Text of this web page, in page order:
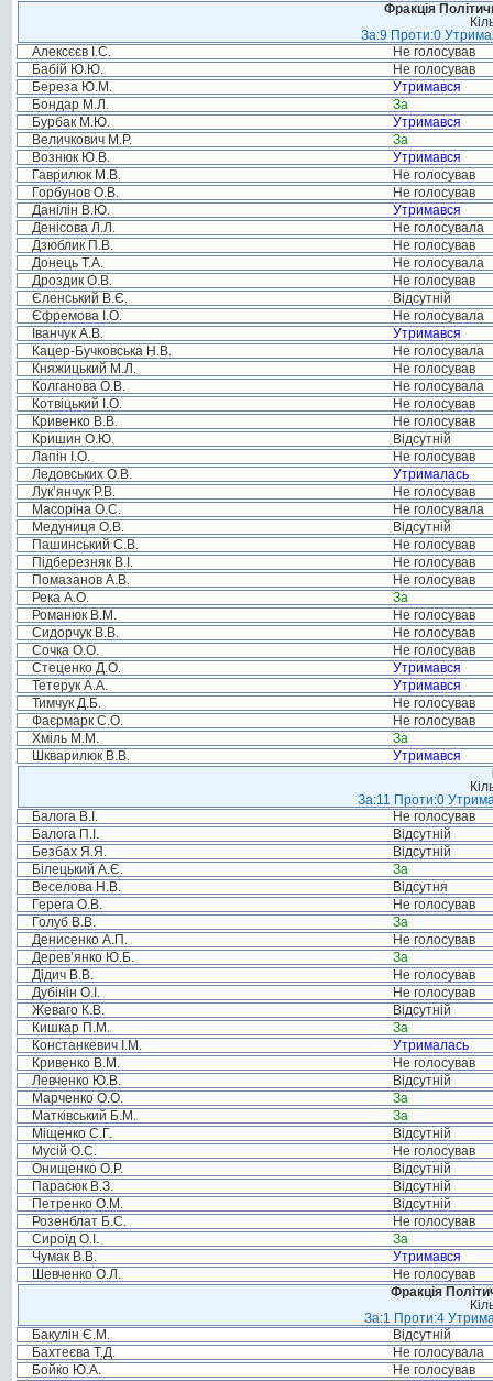
Фракція
За:9 Проти:0
Алексєєв І.С.
Не голосував
Бабій Ю.Ю.
Не голосував
Береза Ю.М.
Утримався
Бондар М.Л.
За
Бурбак М.Ю.
Утримався
Величкович М.Р.
За
Вознюк Ю.В.
Утримався
Гаврилюк М.В.
Не голосував
Горбунов О.В.
Не голосував
Данілін В.Ю.
Утримався
Денісова Л.Л.
Не голосувала
Дзюблик П.В.
Не голосував
Донець Т.А.
Не голосувала
Дроздик О.В.
Не голосував
Єленський В.Є.
Відсутній
Єфремова І.О.
Не голосувала
Іванчук А.В.
Утримався
Кацер-Бучковська Н.В.
Не голосувала
Княжицький М.Л.
Не голосував
Колганова О.В.
Не голосувала
Котвіцький І.О.
Не голосував
Кривенко В.В.
Не голосував
Кришин О.Ю.
Відсутній
Лапін І.О.
Не голосував
Ледовських О.В.
Утрималась
Лук’янчук Р.В.
Не голосував
Масоріна О.С.
Не голосувала
Медуниця О.В.
Відсутній
Пашинський С.В.
Не голосував
Підберезняк В.І.
Не голосував
Помазанов А.В.
Не голосував
Река А.О.
За
Романюк В.М.
Не голосував
Сидорчук В.В.
Не голосував
Сочка О.О.
Не голосував
Стеценко Д.О.
Утримався
Тетерук А.А.
Утримався
Тимчук Д.Б.
Не голосував
Фаєрмарк С.О.
Не голосував
Хміль М.М.
За
Шкварилюк В.В.
Утримався
За:11 Проти:0
Балога В.І.
Не голосував
Балога П.І.
Відсутній
Безбах Я.Я.
Відсутній
Білецький А.Є.
За
Веселова Н.В.
Відсутня
Герега О.В.
Не голосував
Голуб В.В.
За
Денисенко А.П.
Не голосував
Дерев’янко Ю.Б.
За
Дідич В.В.
Не голосував
Дубінін О.І.
Не голосував
Жеваго К.В.
Відсутній
Кишкар П.М.
За
Констанкевич І.М.
Утрималась
Кривенко В.М.
Не голосував
Левченко Ю.В.
Відсутній
Марченко О.О.
За
Матківський Б.М.
За
Міщенко С.Г.
Відсутній
Мусій О.С.
Не голосував
Онищенко О.Р.
Відсутній
Парасюк В.З.
Відсутній
Петренко О.М.
Відсутній
Розенблат Б.С.
Не голосував
Сироїд О.І.
За
Чумак В.В.
Утримався
Шевченко О.Л.
Не голосував
Фракція
За:1 Проти:4
Бакулін Є.М.
Відсутній
Бахтеєва Т.Д.
Не голосувала
Бойко Ю.А.
Не голосував